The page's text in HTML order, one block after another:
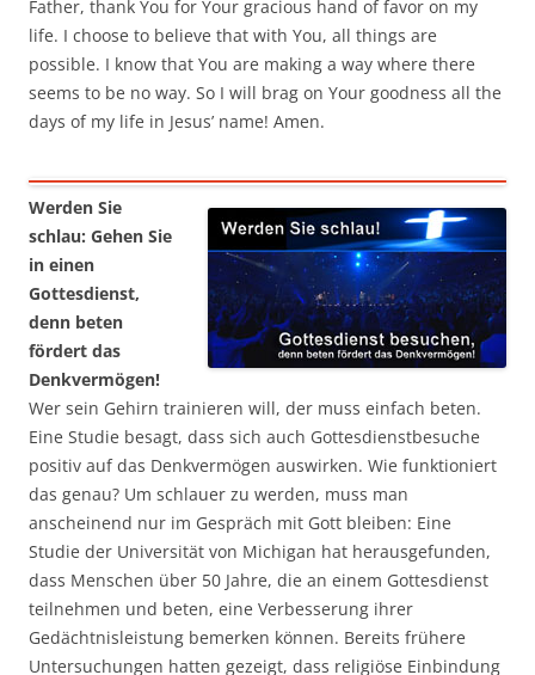
Father, thank You for Your gracious hand of favor on my
life. I choose to believe that with You, all things are
possible. I know that You are making a way where there
seems to be no way. So I will brag on Your goodness all the
days of my life in Jesus’ name! Amen.
Werden Sie
schlau: Gehen Sie
in einen
Gottesdienst,
denn beten
fördert das
Denkvermögen!
Wer sein Gehirn trainieren will, der muss einfach beten.
Eine Studie besagt, dass sich auch Gottesdienstbesuche
positiv auf das Denkvermögen auswirken. Wie funktioniert
das genau? Um schlauer zu werden, muss man
anscheinend nur im Gespräch mit Gott bleiben: Eine
Studie der Universität von Michigan hat herausgefunden,
dass Menschen über 50 Jahre, die an einem Gottesdienst
teilnehmen und beten, eine Verbesserung ihrer
Gedächtnisleistung bemerken können. Bereits frühere
Untersuchungen hatten gezeigt, dass religiöse Einbindung